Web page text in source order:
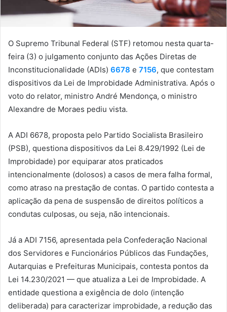
m
e
m
a
O Supremo Tribunal Federal (STF) retomou nesta quarta-
feira (3) o julgamento conjunto das Ações Diretas de
Inconstitucionalidade (ADIs) 6678 e 7156, que contestam
dispositivos da Lei de Improbidade Administrativa. Após o
voto do relator, ministro André Mendonça, o ministro
Alexandre de Moraes pediu vista.
A ADI 6678, proposta pelo Partido Socialista Brasileiro
(PSB), questiona dispositivos da Lei 8.429/1992 (Lei de
Improbidade) por equiparar atos praticados
intencionalmente (dolosos) a casos de mera falha formal,
como atraso na prestação de contas. O partido contesta a
aplicação da pena de suspensão de direitos políticos a
condutas culposas, ou seja, não intencionais.
Já a ADI 7156, apresentada pela Confederação Nacional
dos Servidores e Funcionários Públicos das Fundações,
Autarquias e Prefeituras Municipais, contesta pontos da
Lei 14.230/2021 — que atualiza a Lei de Improbidade. A
entidade questiona a exigência de dolo (intenção
deliberada) para caracterizar improbidade, a redução das